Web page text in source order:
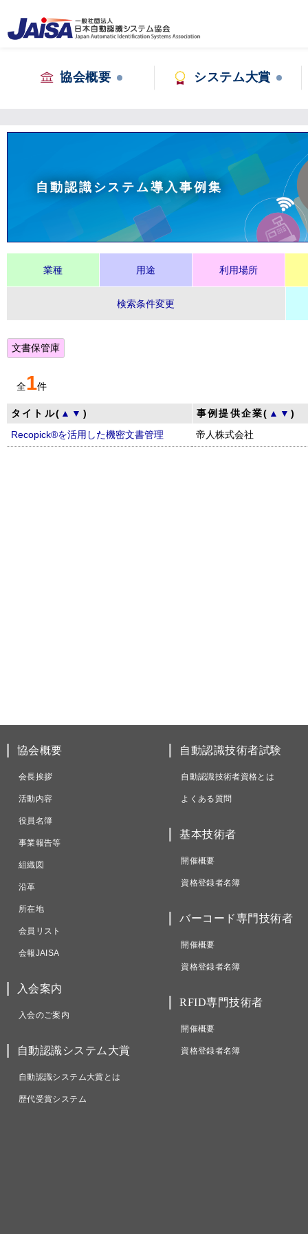
協会概要 システム大賞
自動認識システム導入事例集
業種 用途 利用場所
検索条件変更
文書保管庫
全1件
タイトル( ▲ ▼ ) 事例提供企業( ▲ ▼)
Recopick®を活用した機密文書管理
帝人株式会社
協会概要
会長挨拶
活動内容
役員名簿
事業報告等
組織図
沿革
所在地
会員リスト
会報JAISA
入会案内
入会のご案内
自動認識システム大賞
自動認識システム大賞とは
歴代受賞システム
自動認識技術者試験
自動認識技術者資格とは
よくある質問
基本技術者
開催概要
資格登録者名簿
バーコード専門技術者
開催概要
資格登録者名簿
RFID専門技術者
開催概要
資格登録者名簿